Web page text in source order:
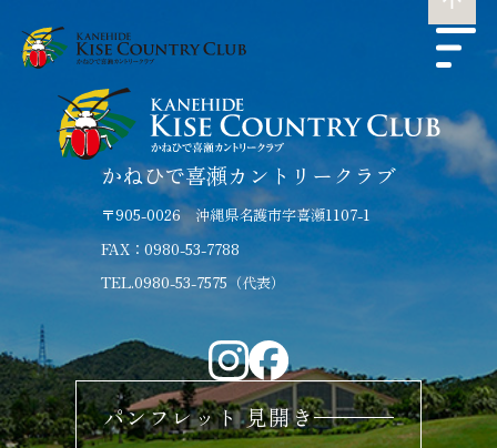
かねひで喜瀬カントリークラブ
〒905-0026 沖縄県名護市字喜瀬1107-1
FAX：0980-53-7788
TEL.0980-53-7575（代表）
パンフレット 見開き